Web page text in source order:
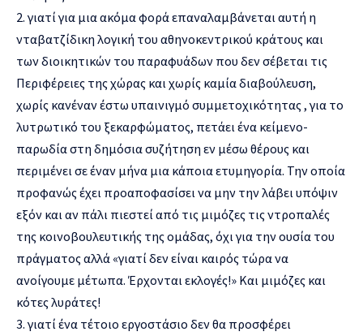
2. γιατί για μια ακόμα φορά επαναλαμβάνεται αυτή η
νταβατζίδικη λογική του αθηνοκεντρικού κράτους και
των διοικητικών του παραφυάδων που δεν σέβεται τις
Περιφέρειες της χώρας και χωρίς καμία διαβούλευση,
χωρίς κανέναν έστω υπαινιγμό συμμετοχικότητας , για το
λυτρωτικό του ξεκαρφώματος, πετάει ένα κείμενο-
παρωδία στη δημόσια συζήτηση εν μέσω θέρους και
περιμένει σε έναν μήνα μια κάποια ετυμηγορία. Την οποία
προφανώς έχει προαποφασίσει να μην την λάβει υπόψιν
εξόν και αν πάλι πιεστεί από τις μιμόζες τις ντροπαλές
της κοινοβουλευτικής της ομάδας, όχι για την ουσία του
πράγματος αλλά «γιατί δεν είναι καιρός τώρα να
ανοίγουμε μέτωπα. Έρχονται εκλογές!» Και μιμόζες και
κότες λυράτες!
3. γιατί ένα τέτοιο εργοστάσιο δεν θα προσφέρει